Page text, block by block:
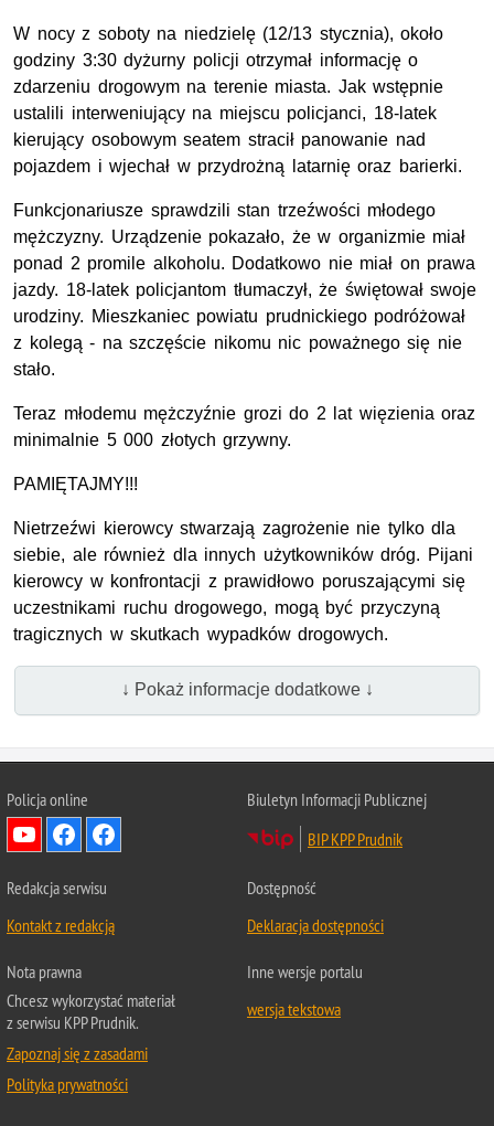
W nocy z soboty na niedzielę (12/13 stycznia), około
godziny 3:30 dyżurny policji otrzymał informację o
zdarzeniu drogowym na terenie miasta. Jak wstępnie
ustalili interweniujący na miejscu policjanci, 18-latek
kierujący osobowym seatem stracił panowanie nad
pojazdem i wjechał w przydrożną latarnię oraz barierki.
Funkcjonariusze sprawdzili stan trzeźwości młodego
mężczyzny. Urządzenie pokazało, że w organizmie miał
ponad 2 promile alkoholu. Dodatkowo nie miał on prawa
jazdy. 18-latek policjantom tłumaczył, że świętował swoje
urodziny. Mieszkaniec powiatu prudnickiego podróżował
z kolegą - na szczęście nikomu nic poważnego się nie
stało.
Teraz młodemu mężczyźnie grozi do 2 lat więzienia oraz
minimalnie 5 000 złotych grzywny.
PAMIĘTAJMY!!!
Nietrzeźwi kierowcy stwarzają zagrożenie nie tylko dla
siebie, ale również dla innych użytkowników dróg. Pijani
kierowcy w konfrontacji z prawidłowo poruszającymi się
uczestnikami ruchu drogowego, mogą być przyczyną
tragicznych w skutkach wypadków drogowych.
↓ Pokaż informacje dodatkowe ↓
Policja online
Biuletyn Informacji Publicznej
BIP KPP Prudnik
Redakcja serwisu
Kontakt z redakcją
Dostępność
Deklaracja dostępności
Nota prawna
Chcesz wykorzystać materiał
z serwisu KPP Prudnik.
Zapoznaj się z zasadami
Polityka prywatności
Inne wersje portalu
wersja tekstowa